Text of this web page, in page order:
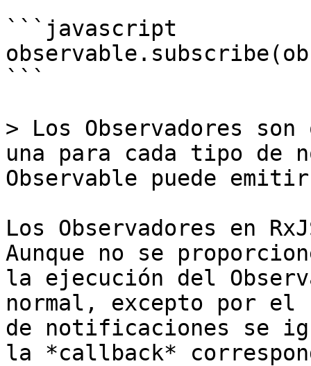
```javascript
```
> Los Observadores
una para cada tipo de
Observable puede
Los Observadores en
Aunque no se
la ejecución del
normal, excepto por el
de notificaciones se
la *callback*